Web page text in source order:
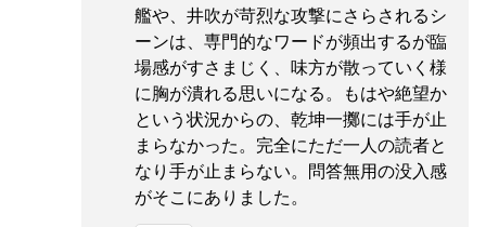
艦や、井吹が苛烈な攻撃にさらされるシ
ーンは、専門的なワードが頻出するが臨
場感がすさまじく、味方が散っていく様
に胸が潰れる思いになる。もはや絶望か
という状況からの、乾坤一擲には手が止
まらなかった。完全にただ一人の読者と
なり手が止まらない。問答無用の没入感
がそこにありました。